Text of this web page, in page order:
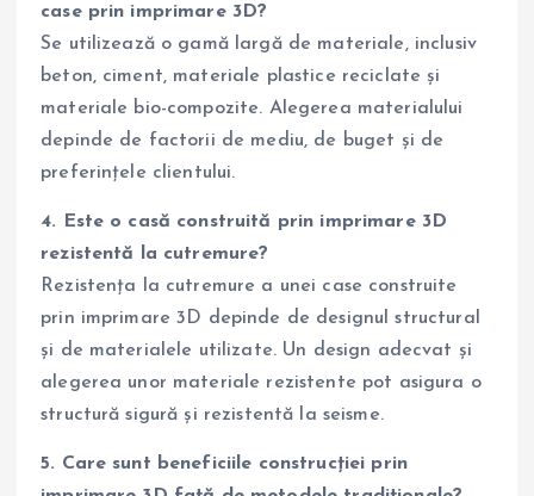
case prin imprimare 3D?
Se utilizează o gamă largă de materiale, inclusiv
beton, ciment, materiale plastice reciclate și
materiale bio-compozite. Alegerea materialului
depinde de factorii de mediu, de buget și de
preferințele clientului.
4. Este o casă construită prin imprimare 3D
rezistentă la cutremure?
Rezistența la cutremure a unei case construite
prin imprimare 3D depinde de designul structural
și de materialele utilizate. Un design adecvat și
alegerea unor materiale rezistente pot asigura o
structură sigură și rezistentă la seisme.
5. Care sunt beneficiile construcției prin